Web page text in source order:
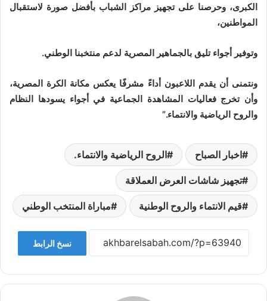
الكبرى، وحرصنا على تجهيز مراكز الشباب بأفضل صورة لاستقبال
المواطنين،
وتوفير أجواء تليق بالجماهير المصرية لدعم منتخبنا الوطني.
ونتمنى أن يقدم اللاعبون أداءً مشرفًا يعكس مكانة الكرة المصرية،
وأن تخرج فعاليات المشاهدة الجماعية في أجواء يسودها النظام
والروح الرياضية والانتماء.”
اخبار الصباح الروح الرياضية والانتماء.
تجهيز شاشات العرض العملاقة
قيم الانتماء والروح الوطنية مباراة المنتخب الوطني
نسخ الرابط